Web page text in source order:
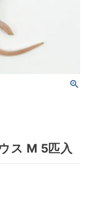
ス M 5匹入